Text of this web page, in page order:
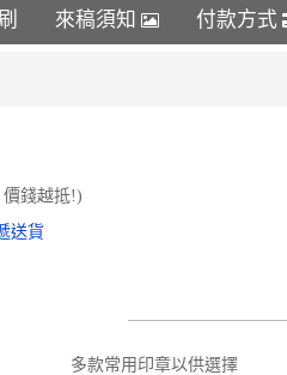
來稿須知 付款方式
錢越抵!)
送貨
多款常用印章以供選擇